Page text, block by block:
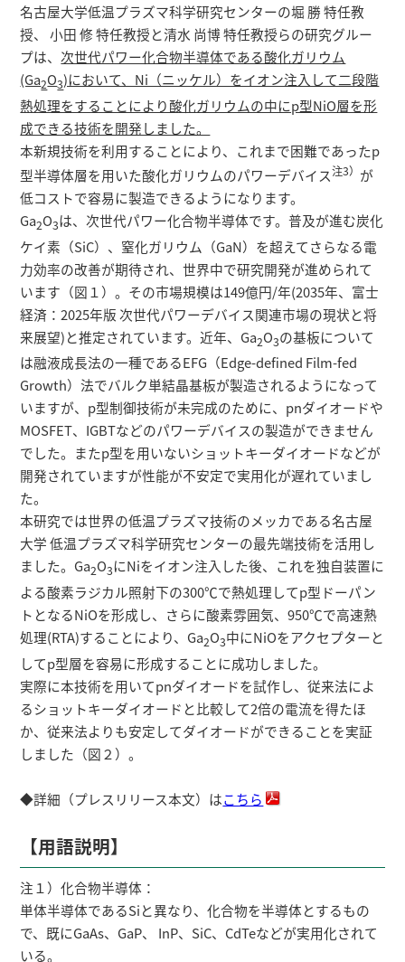
名古屋大学低温プラズマ科学研究センターの堀 勝 特任教
授、 小田 修 特任教授と清水 尚博 特任教授らの研究グルー
プは、次世代パワー化合物半導体である酸化ガリウム
(Ga2O3)において、Ni（ニッケル）をイオン注入して二段階
熱処理をすることにより酸化ガリウムの中にp型NiO層を形
成できる技術を開発しました。
本新規技術を利用することにより、これまで困難であったp
型半導体層を用いた酸化ガリウムのパワーデバイス注3） が
低コストで容易に製造できるようになります。
Ga2O3は、次世代パワー化合物半導体です。普及が進む炭化
ケイ素（SiC）、窒化ガリウム（GaN）を超えてさらなる電
力効率の改善が期待され、世界中で研究開発が進められて
います（図１）。その市場規模は149億円/年(2035年、富士
経済：2025年版 次世代パワーデバイス関連市場の現状と将
来展望)と推定されています。近年、Ga2O3の基板について
は融液成長法の一種であるEFG（Edge-defined Film-fed
Growth）法でバルク単結晶基板が製造されるようになって
いますが、p型制御技術が未完成のために、pnダイオードや
MOSFET、IGBTなどのパワーデバイスの製造ができません
でした。またp型を用いないショットキーダイオードなどが
開発されていますが性能が不安定で実用化が遅れていまし
た。
本研究では世界の低温プラズマ技術のメッカである名古屋
大学 低温プラズマ科学研究センターの最先端技術を活用し
ました。Ga2O3にNiをイオン注入した後、これを独自装置に
よる酸素ラジカル照射下の300℃で熱処理してp型ドーパン
トとなるNiOを形成し、さらに酸素雰囲気、950℃で高速熱
処理(RTA)することにより、Ga2O3中にNiOをアクセプターと
してp型層を容易に形成することに成功しました。
実際に本技術を用いてpnダイオードを試作し、従来法によ
るショットキーダイオードと比較して2倍の電流を得たほ
か、従来法よりも安定してダイオードができることを実証
しました（図２）。
◆詳細（プレスリリース本文）はこちら
【用語説明】
注１）化合物半導体：
単体半導体であるSiと異なり、化合物を半導体とするもの
で、既にGaAs、GaP、 InP、SiC、CdTeなどが実用化されて
いる。